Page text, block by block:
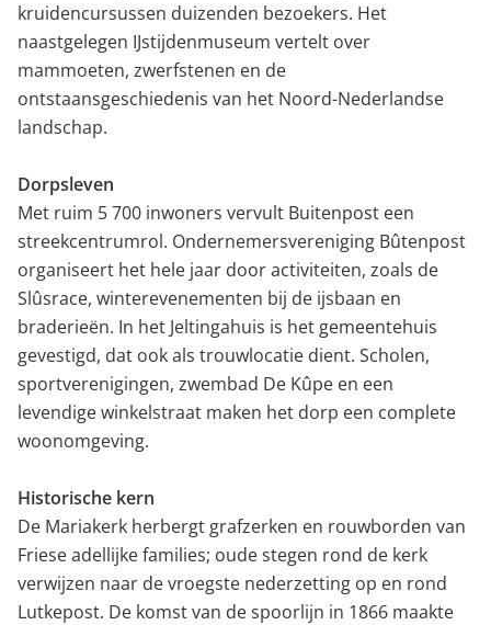
kruidencursussen duizenden bezoekers. Het
naastgelegen IJstijdenmuseum vertelt over
mammoeten, zwerfstenen en de
ontstaansgeschiedenis van het Noord-Nederlandse
landschap.
Dorpsleven
Met ruim 5 700 inwoners vervult Buitenpost een
streekcentrumrol. Ondernemersvereniging Bûtenpost
organiseert het hele jaar door activiteiten, zoals de
Slûsrace, winterevenementen bij de ijsbaan en
braderieën. In het Jeltingahuis is het gemeentehuis
gevestigd, dat ook als trouwlocatie dient. Scholen,
sportverenigingen, zwembad De Kûpe en een
levendige winkelstraat maken het dorp een complete
woonomgeving.
Historische kern
De Mariakerk herbergt grafzerken en rouwborden van
Friese adellijke families; oude stegen rond de kerk
verwijzen naar de vroegste nederzetting op en rond
Lutkepost. De komst van de spoorlijn in 1866 maakte